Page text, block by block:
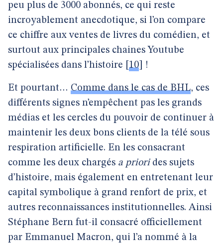
peu plus de 3000 abonnés, ce qui reste
incroyablement anecdotique, si l’on compare
ce chiffre aux ventes de livres du comédien, et
surtout aux principales chaines Youtube
spécialisées dans l’histoire
10 !
Et pourtant… Comme dans le cas de BHL, ces
différents signes n’empêchent pas les grands
médias et les cercles du pouvoir de continuer à
maintenir les deux bons clients de la télé sous
respiration artificielle. En les consacrant
comme les deux chargés a priorides sujets
d’histoire, mais également en entretenant leur
capital symbolique à grand renfort de prix, et
autres reconnaissances institutionnelles. Ainsi
Stéphane Bern fut-il consacré officiellement
par Emmanuel Macron, qui l’a nommé à la